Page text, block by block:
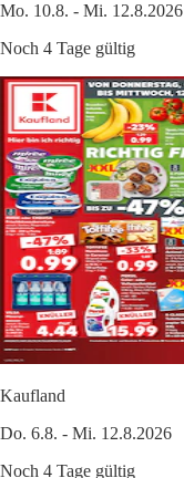
Mo. 10.8. - Mi. 12.8.2026
Noch 4 Tage gültig
Kaufland
Do. 6.8. - Mi. 12.8.2026
Noch 4 Tage gültig